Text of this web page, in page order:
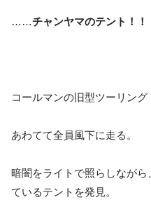
……チャンヤマのテント！！
コールマンの旧型ツーリング
あわてて全員風下に走る。
暗闇をライトで照らしなが
ているテントを発見。